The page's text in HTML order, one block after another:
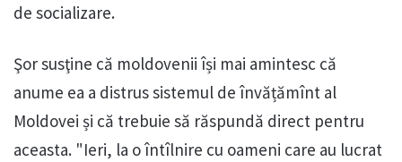
de socializare.
Şor susţine că moldovenii își mai amintesc că
anume ea a distrus sistemul de învățămînt al
Moldovei și că trebuie să răspundă direct pentru
aceasta. "Ieri, la o întîlnire cu oameni care au lucrat